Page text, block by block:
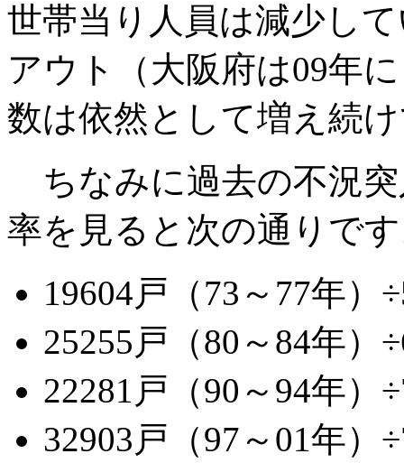
世帯当り人員は減少し
アウト（大阪府は09年
数は依然として増え続
ちなみに過去の不況突
率を見ると次の通りで
19604戸（73～77年）
25255戸（80～84年）
22281戸（90～94年）
32903戸（97～01年）